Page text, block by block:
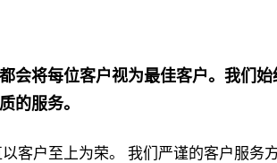
会将每位客户视为最佳客户。我们
的服务。
客户至上为荣。 我们严谨的客户服务